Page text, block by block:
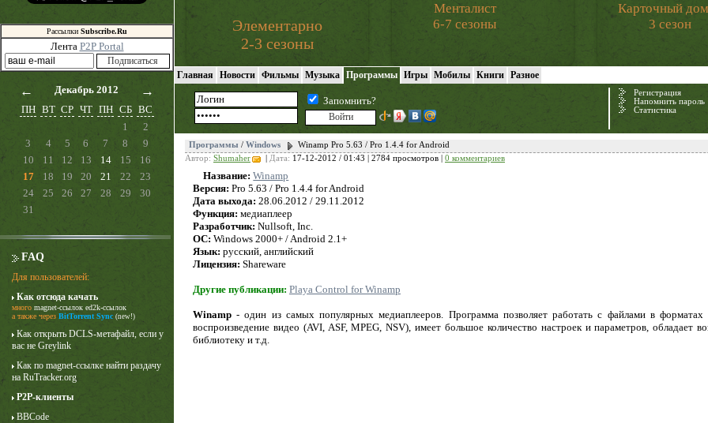
Рассылки Subscribe.Ru
Лента P2P Portal
← Декабрь 2012 →
ПН ВТ СР ЧТ ПН СБ ВС
1
2
3
4 5 6 7 8
9
10
11 12 13 14 15
16
17
18 19 20 21 22
23
24
25 26 27 28 29
30
31
FAQ
Для пользователей:
Как отсюда качать
много magnet-ссылок ed2k-ссылок
а также через BitTorrent Sync (new!)
Как открыть DCLS-метафайл, если у
вас не Greylink
Как по magnet-ссылке найти раздачу
на RuTracker.org
P2P-клиенты
BBCode
Элементарно
2-3 сезоны
Менталист
6-7 сезоны
Карточный
3 сезон
Лучше звоните Солу
1 сезон
Porsche Unleashed
Главная Новости Фильмы Музыка Программы Игры Мобилы Книги Разное
Запомнить?
Регистрация
Напомнить пароль
Статистика
Программы / Windows
Winamp Pro 5.63 / Pro 1.4.4 for Android
Автор: Shumaher Дата: 17-12-2012 / 01:43 | 2784 просмотров | 0 комментариев
Название: Winamp
Версия: Pro 5.63 / Pro 1.4.4 for Android
Дата выхода: 28.06.2012 / 29.11.2012
Функция: медиаплеер
Разработчик: Nullsoft, Inc.
ОС: Windows 2000+ / Android 2.1+
Язык: русский, английский
Лицензия: Shareware
Другие публикации: Playa Control for Winamp
Winamp - один из самых популярных медиаплееров. Программа позволяет работать с файлами в
воспроизведение видео (AVI, ASF, MPEG, NSV), имеет большое количество настроек и параметров,
библиотеку и т.д.